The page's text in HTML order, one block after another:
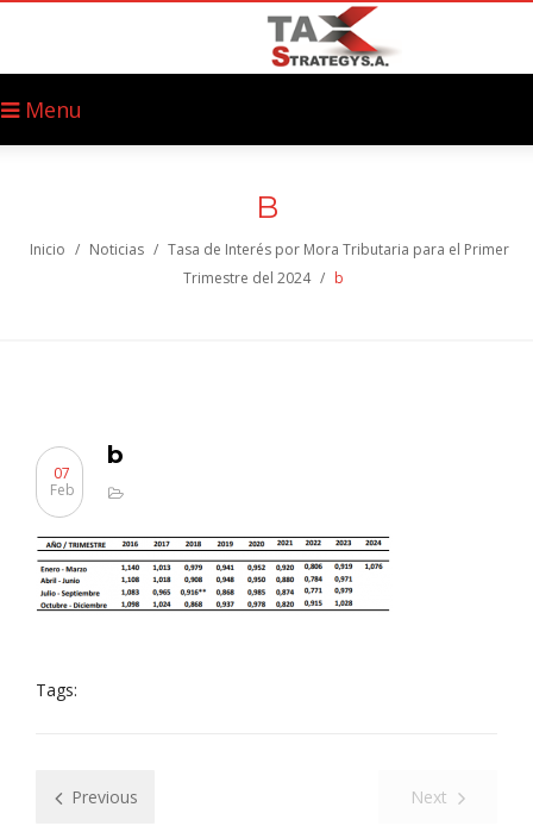
Menu
B
Inicio / Noticias / Tasa de Interés por Mora Tributaria para el Primer
Trimestre del 2024 / b
b
07
Feb
Tags:
Previous Next